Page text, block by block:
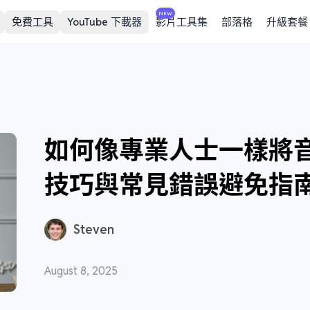
免費工具 YouTube 下載器
NEW
影片工具集 部落格 升級套餐
如何像專業人士一樣
技巧與常見錯誤避免指
Steven
August 8, 2025